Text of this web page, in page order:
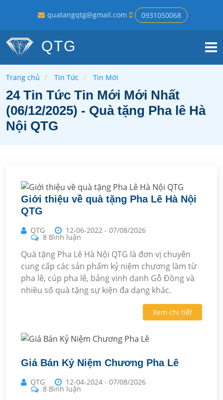
quatangqtg@gmail.com 0931050068
QTG
Trang chủ Tin Tức Tin Mới
24 Tin Tức Tin Mới Mới Nhất
(06/12/2025) - Quà tặng Pha lê Hà
Nội QTG
Giới thiệu về quà tặng Pha Lê Hà Nội
QTG
QTG 12-06-2022 - 07/08/2026
8 Bình luận
Quà tặng Pha Lê Hà Nội QTG là đơn vị chuyên
cung cấp các sản phẩm kỷ niệm chương làm từ
pha lê, cúp pha lê, bảng vinh danh Gỗ Đồng và
nhiều số quà tặng sự kiện đa dạng khác.
Xem chi tiết
Giá Bán Kỷ Niệm Chương Pha Lê
QTG 12-04-2024 - 07/08/2026
8 Bình luận